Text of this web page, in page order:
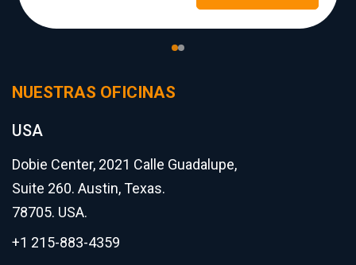
NUESTRAS OFICINAS
USA
Dobie Center, 2021 Calle Guadalupe,
Suite 260. Austin, Texas.
78705. USA.
+1 215-883-4359